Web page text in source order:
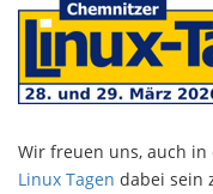
Wir freuen uns, auch in
Linux Tagen dabei sein